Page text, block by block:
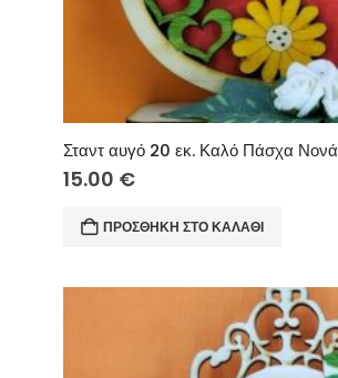
Σταντ αυγό 20 εκ. Καλό Πάσχα Νονά
15.00 €
ΠΡΟΣΘΉΚΗ ΣΤΟ ΚΑΛΆΘΙ